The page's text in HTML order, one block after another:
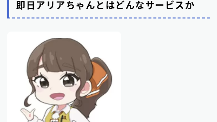
即日アリアちゃんとはどんなサービスか